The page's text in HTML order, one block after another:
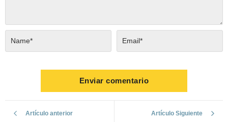
Artículo anterior Artículo Siguiente